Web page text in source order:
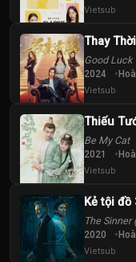
Tập
40
Tập
Vietsub
Thay
Good Luck
2024
Vietsub
Thiếu
Be My Cat
2021
Vietsub
Kẻ tội đồ
The Sinner
2020
Vietsub